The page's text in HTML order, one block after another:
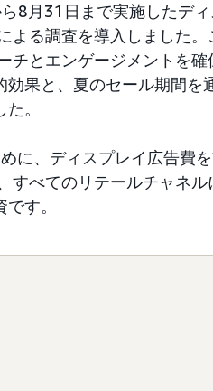
8月31日まで実施したデ
よる調査を導入しました
チとエンゲージメントを確
果と、夏のセール期間を
。
に、ディスプレイ広告費
すべてのリテールチャネル
す。